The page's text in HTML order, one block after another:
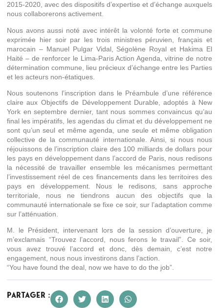
2015-2020, avec des dispositifs d’expertise et d’échange auxquels
nous collaborerons activement.
Nous avons aussi noté avec intérêt la volonté forte et commune
exprimée hier soir par les trois ministres péruvien, français et
marocain – Manuel Pulgar Vidal, Ségolène Royal et Hakima El
Haité – de renforcer le Lima-Paris Action Agenda, vitrine de notre
détermination commune, lieu précieux d’échange entre les Parties
et les acteurs non-étatiques.
Nous soutenons l’inscription dans le Préambule d’une référence
claire aux Objectifs de Développement Durable, adoptés à New
York en septembre dernier, tant nous sommes convaincus qu’au
final les impératifs, les agendas du climat et du développement ne
sont qu’un seul et même agenda, une seule et même obligation
collective de la communauté internationale. Ainsi, si nous nous
réjouissons de l’inscription claire des 100 milliards de dollars pour
les pays en développement dans l’accord de Paris, nous redisons
la nécessité de travailler ensemble les mécanismes permettant
l’investissement réel de ces financements dans les territoires des
pays en développement. Nous le redisons, sans approche
territoriale, nous ne tiendrons aucun des objectifs que la
communauté internationale se fixe ce soir, sur l’adaptation comme
sur l’atténuation.
M. le Président, intervenant lors de la session d’ouverture, je
m’exclamais “Trouvez l’accord, nous ferons le travail”. Ce soir,
vous avez trouvé l’accord et donc, dès demain, c’est notre
engagement, nous nous investirons dans l’action.
“You have found the deal, now we have to do the job”.
Partager :